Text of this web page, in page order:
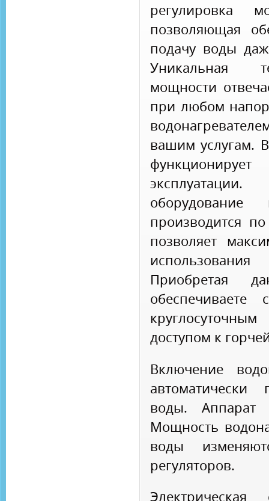
регулировка
позволяющая
подачу воды
Уникальная
мощности
при любом
вашим услугам.
производится
позволяет
Приобретая
доступом к
Включение
воды. Аппарат
Мощность
воды
регуляторов.
Электрическая